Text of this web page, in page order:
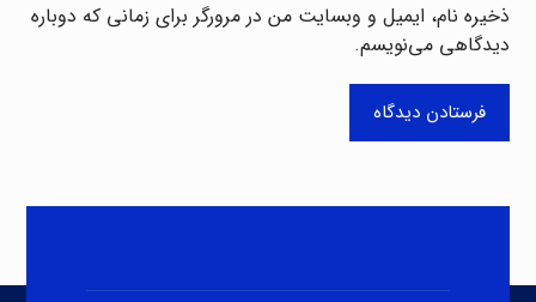
ذخیره نام، ایمیل و وبسایت من در مرورگر برای زمانی که دوباره
دیدگاهی می‌نویسم.
فرستادن دیدگاه